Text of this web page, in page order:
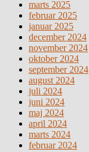
marts 2025
februar 2025
januar 2025
december 2024
november 2024
oktober 2024
september 2024
august 2024
juli 2024
juni 2024
maj 2024
april 2024
marts 2024
februar 2024